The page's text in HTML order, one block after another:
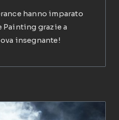
hanno imparato
Painting grazie a
insegnante!